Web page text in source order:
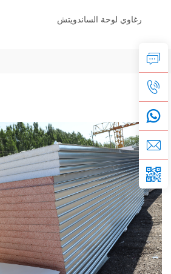
رغاوي لوحة الساندويتش